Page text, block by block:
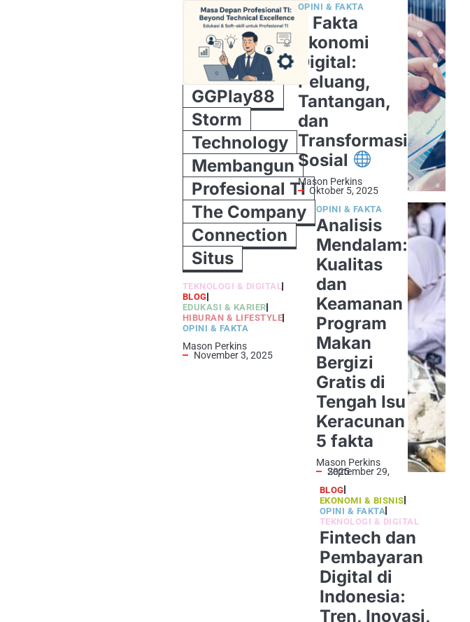
GGPlay88
Storm
Technology
Membangun
Profesional TI
The Company
Connection
Situs
TEKNOLOGI & DIGITAL
BLOG
EDUKASI & KARIER
HIBURAN & LIFESTYLE
OPINI & FAKTA
Mason Perkins
November 3, 2025
5 Fakta
Ekonomi
Digital:
Peluang,
Tantangan,
dan
Transformasi
Sosial
OPINI & FAKTA
Mason Perkins
Oktober 5, 2025
Analisis
Mendalam:
Kualitas
dan
Keamanan
Program
Makan
Bergizi
Gratis di
Tengah Isu
Keracunan
5 fakta
OPINI & FAKTA
Mason Perkins
September 29, 2025
Fintech dan
Pembayaran
Digital di
Indonesia:
Tren, Inovasi,
BLOG
EKONOMI & BISNIS
OPINI & FAKTA
TEKNOLOGI & DIGITAL